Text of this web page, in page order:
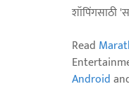
शॉपिंगसाठी
Read
Android